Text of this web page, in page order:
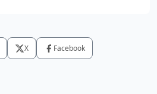
X Facebook